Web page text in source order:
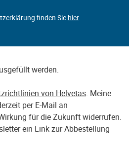
finden Sie hier.
werden.
von Helvetas. Meine
per E-Mail an
für die Zukunft widerrufen.
ein Link zur Abbestellung